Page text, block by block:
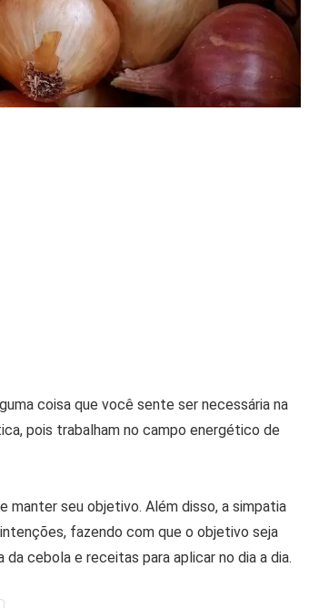
coisa que você sente ser necessária na
pois trabalham no campo energético de
manter seu objetivo. Além disso, a simpatia
fazendo com que o objetivo seja
cebola e receitas para aplicar no dia a dia.